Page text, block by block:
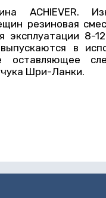
ACHIEVER.
резиновая
эксплуатации 8-
в
оставляющее
Шри-Ланки.